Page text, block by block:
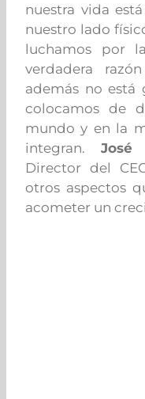
nuestra vida
nuestro lado
luchamos por
verdadera
además no está
colocamos de
mundo y en la
integran. José
Director del
otros aspectos
acometer un